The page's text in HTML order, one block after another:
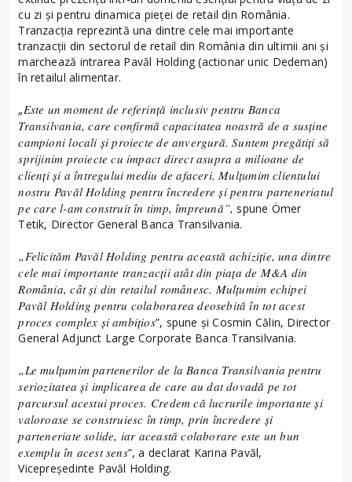
cu zi și pentru dinamica pieței de retail din România.
Tranzacția reprezintă una dintre cele mai importante
tranzacții din sectorul de retail din România din ultimii ani și
marchează intrarea Pavăl Holding (actionar unic Dedeman)
în retailul alimentar.
„Este un moment de referință inclusiv pentru Banca
Transilvania, care confirmă capacitatea noastră de a susține
campioni locali și proiecte de anvergură. Suntem pregătiți să
sprijinim proiecte cu impact direct asupra a milioane de
clienți și a întregului mediu de afaceri. Mulțumim clientului
nostru Pavăl Holding pentru încredere și pentru parteneriatul
pe care l-am construit în timp, împreună”, spune Ömer
Tetik, Director General Banca Transilvania.
„Felicităm Pavăl Holding pentru această achiziție, una dintre
cele mai importante tranzacții atât din piața de M&A din
România, cât și din retailul românesc. Mulțumim echipei
Pavăl Holding pentru colaborarea deosebită în tot acest
proces complex și ambițios”, spune și Cosmin Călin, Director
General Adjunct Large Corporate Banca Transilvania.
„Le mulțumim partenerilor de la Banca Transilvania pentru
seriozitatea și implicarea de care au dat dovadă pe tot
parcursul acestui proces. Credem că lucrurile importante și
valoroase se construiesc în timp, prin încredere și
parteneriate solide, iar această colaborare este un bun
exemplu în acest sens”, a declarat Karina Pavăl,
Vicepreședinte Pavăl Holding.